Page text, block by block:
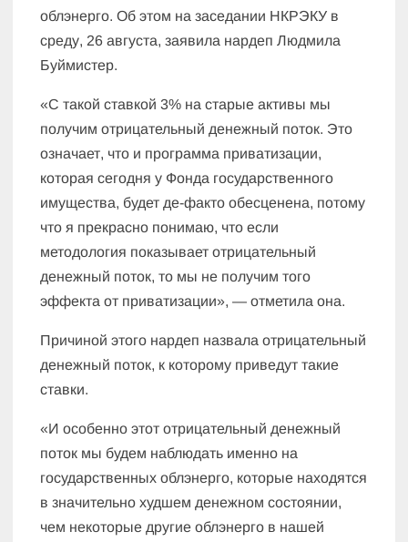
облэнерго. Об этом на заседании НКРЭКУ в
среду, 26 августа, заявила нардеп Людмила
Буймистер.
«С такой ставкой 3% на старые активы мы
получим отрицательный денежный поток. Это
означает, что и программа приватизации,
которая сегодня у Фонда государственного
имущества, будет де-факто обесценена, потому
что я прекрасно понимаю, что если
методология показывает отрицательный
денежный поток, то мы не получим того
эффекта от приватизации», — отметила она.
Причиной этого нардеп назвала отрицательный
денежный поток, к которому приведут такие
ставки.
«И особенно этот отрицательный денежный
поток мы будем наблюдать именно на
государственных облэнерго, которые находятся
в значительно худшем денежном состоянии,
чем некоторые другие облэнерго в нашей